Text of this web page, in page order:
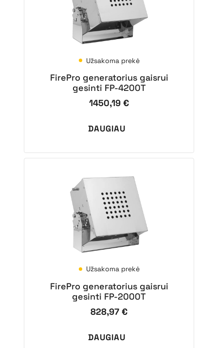
Užsakoma prekė
FirePro generatorius gaisrui
gesinti FP-4200T
1450,19 €
DAUGIAU
Užsakoma prekė
FirePro generatorius gaisrui
gesinti FP-2000T
828,97 €
DAUGIAU